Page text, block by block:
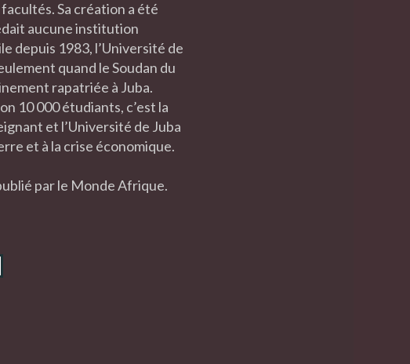
Sa création a été
aucune institution
depuis 1983, l’Université de
quand le Soudan du
rapatriée à Juba.
10 000 étudiants, c’est la
et l’Université de Juba
et à la crise économique.
par le Monde Afrique.